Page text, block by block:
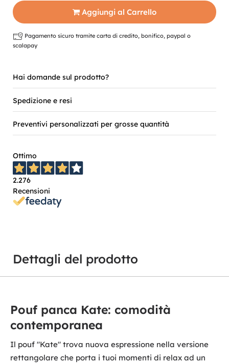
Aggiungi al Carrello
Pagamento sicuro tramite carta di credito, bonifico, paypal o
scalapay
Hai domande sul prodotto?
Spedizione e resi
Preventivi personalizzati per grosse quantità
Ottimo
2.276
Recensioni
Dettagli del prodotto
Pouf panca Kate: comodità
contemporanea
Il pouf "Kate" trova nuova espressione nella versione
rettangolare che porta i tuoi momenti di relax ad un